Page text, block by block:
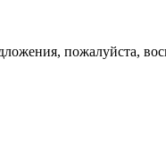
пожалуйста,